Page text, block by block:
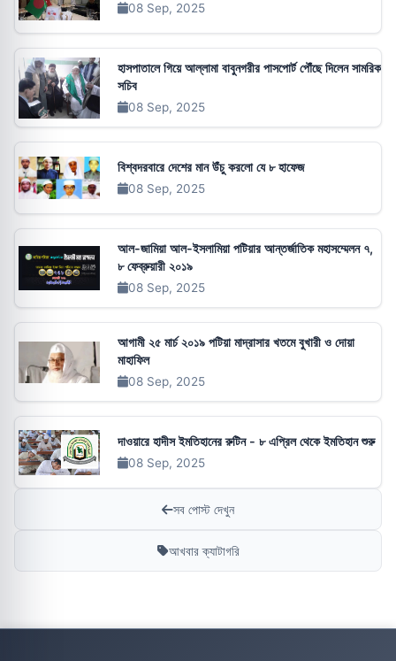
08 Sep, 2025
হাসপাতালে গিয়ে আল্লামা বাবুনগরীর পাসপোর্ট পৌঁছে দিলেন সামরিক
সচিব
08 Sep, 2025
বিশ্বদরবারে দেশের মান উঁচু করলো যে ৮ হাফেজ
08 Sep, 2025
আল-জামিয়া আল-ইসলামিয়া পটিয়ার আন্তর্জাতিক মহাসম্মেলন ৭,
৮ ফেব্রুয়ারী ২০১৯
08 Sep, 2025
আগামী ২৫ মার্চ ২০১৯ পটিয়া মাদ্রাসার খতমে বুখারী ও দোয়া
মাহাফিল
08 Sep, 2025
দাওয়ারে হাদীস ইমতিহানের রুটিন - ৮ এপ্রিল থেকে ইমতিহান শুরু
08 Sep, 2025
সব পোস্ট দেখুন
আখবার ক্যাটাগরি